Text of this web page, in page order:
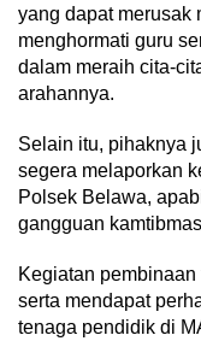
yang dapat merusak
menghormati guru
dalam meraih cita-
arahannya.
Selain itu, pihaknya
segera melaporkan
Polsek Belawa,
gangguan
Kegiatan
serta mendapat
tenaga pendidik di